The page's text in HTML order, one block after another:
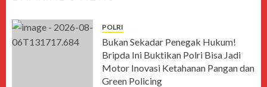
POLRI
Bukan Sekadar Penegak Hukum!
Bripda Ini Buktikan Polri Bisa Jadi
Motor Inovasi Ketahanan Pangan dan
Green Policing